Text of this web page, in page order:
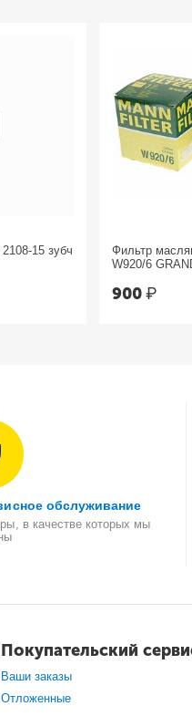
15 зубч
Фильтр
W920/6
900₽
обслуживание
в качестве которых мы
Покупательский
Ваши заказы
Отложенные